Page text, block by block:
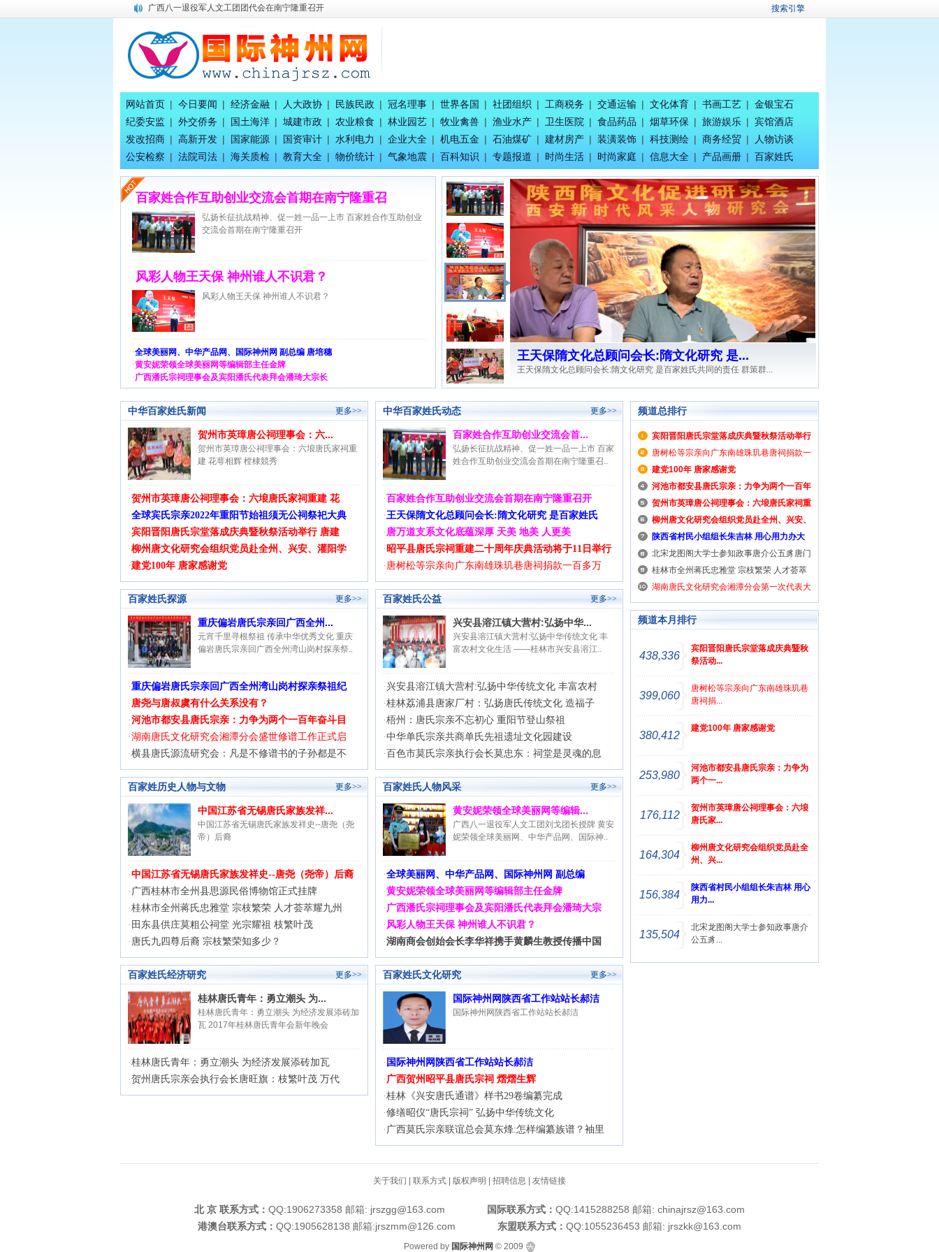
广西八一退役军人文工团团代会在南宁隆重召开
习近平同美国总统特朗普会谈
习近平同美国总统特朗普参观天坛
中国八位财神，谁最牛！
唐国宣 谢伟良 覃列 等出席八桂孔雀宴开业盛典活动
广西八一退役军人文工团为健康家氧舱智慧生活赋能
《平陆运河上河图》工作全面奋发前进！
搜索引擎
网站首页 | 今日要闻 | 经济金融 | 人大政协 | 民族民政 | 冠名理事 | 世界各国 | 社团组织 | 工商税务 | 交通运输 | 文化体育 | 书画工艺 | 金银宝石
纪委安监 | 外交侨务 | 国土海洋 | 城建市政 | 农业粮食 | 林业园艺 | 牧业禽兽 | 渔业水产 | 卫生医院 | 食品药品 | 烟草环保 | 旅游娱乐 | 宾馆酒店
发改招商 | 高新开发 | 国家能源 | 国资审计 | 水利电力 | 企业大全 | 机电五金 | 石油煤矿 | 建材房产 | 装潢装饰 | 科技测绘 | 商务经贸 |
人物访谈
公安检察 | 法院司法 | 海关质检 | 教育大全 | 物价统计 | 气象地震 | 百科知识 | 专题报道 | 时尚生活 | 时尚家庭 | 信息大全 | 产品画册 | 百家姓氏
百家姓合作互助创业交流会首期在南宁隆重召
弘扬长征抗战精神、促一姓一品一上市 百家姓合作互助创业
交流会首期在南宁隆重召开
风彩人物王天保 神州谁人不识君？
风彩人物王天保 神州谁人不识君？
·全球美丽网、中华产品网、国际神州网 副总编 唐培穗
·黄安妮荣领全球美丽网等编辑部主任金牌
·广西潘氏宗祠理事会及宾阳潘氏代表拜会潘琦大宗长
王天保隋文化总顾问会长:隋文化研究 是...
王天保隋文化总顾问会长:隋文化研究 是百家姓氏共同的责任 群策群...
中华百家姓氏新闻 更多>>
贺州市英璋唐公祠理事会：六...
贺州市英璋唐公祠理事会：六埌唐氏家祠重
建 花萼相辉 樘棣競秀
·贺州市英璋唐公祠理事会：六埌唐氏家祠重建 花
·全球宾氏宗亲2022年重阳节始祖须无公祠祭祀大典
·宾阳晋阳唐氏宗堂落成庆典暨秋祭活动举行 唐建
·柳州唐文化研究会组织党员赴全州、兴安、灌阳学
·建党100年 唐家感谢党
中华百家姓氏动态 更多>>
百家姓合作互助创业交流会首...
弘扬长征抗战精神、促一姓一品一上市 百家
姓合作互助创业交流会首期在南宁隆重召..
·百家姓合作互助创业交流会首期在南宁隆重召开
·王天保隋文化总顾问会长:隋文化研究 是百家姓氏
· 唐万道支系文化底蕴深厚 天美 地美 人更美
· 昭平县唐氏宗祠重建二十周年庆典活动将于11日举行
· 唐树松等宗亲向广东南雄珠玑巷唐祠捐款一百多万
百家姓氏探源 更多>>
重庆偏岩唐氏宗亲回广西全州...
元宵千里寻根祭祖 传承中华优秀文化 重庆
偏岩唐氏宗亲回广西全州湾山岗村探亲祭..
·重庆偏岩唐氏宗亲回广西全州湾山岗村探亲祭祖纪
· 唐尧与唐叔虞有什么关系没有？
·河池市都安县唐氏宗亲：力争为两个一百年奋斗目
·湖南唐氏文化研究会湘潭分会盛世修谱工作正式启
·横县唐氏源流研究会：凡是不修谱书的子孙都是不
百家姓氏公益 更多>>
兴安县溶江镇大营村:弘扬中华...
兴安县溶江镇大营村:弘扬中华传统文化 丰
富农村文化生活 ——桂林市兴安县溶江..
· 兴安县溶江镇大营村:弘扬中华传统文化 丰富农村
·桂林荔浦县唐家厂村：弘扬唐氏传统文化 造福子
·梧州：唐氏宗亲不忘初心 重阳节登山祭祖
·中华单氏宗亲共商单氏先祖遗址文化园建设
· 百色市莫氏宗亲执行会长莫忠东：祠堂是灵魂的息
百家姓历史人物与文物 更多>>
中国江苏省无锡唐氏家族发祥...
中国江苏省无锡唐氏家族发祥史--唐尧（尧
帝）后裔
·中国江苏省无锡唐氏家族发祥史--唐尧（尧帝）后裔
· 广西桂林市全州县思源民俗博物馆正式挂牌
·桂林市全州蒋氏忠雅堂 宗枝繁荣 人才荟萃耀九州
· 田东县供庄莫粗公祠堂 光宗耀祖 枝繁叶茂
· 唐氏九四尊后裔 宗枝繁荣知多少？
百家姓氏人物风采 更多>>
黄安妮荣领全球美丽网等编辑...
广西八一退役军人文工团刘戈团长授牌 黄安
妮荣领全球美丽网、中华产品网、国际神..
·全球美丽网、中华产品网、国际神州网 副总编
·黄安妮荣领全球美丽网等编辑部主任金牌
· 广西潘氏宗祠理事会及宾阳潘氏代表拜会潘琦大宗
· 风彩人物王天保 神州谁人不识君？
·湖南商会创始会长李华祥携手黄麟生教授传播中国
百家姓氏经济研究 更多>>
桂林唐氏青年：勇立潮头 为...
桂林唐氏青年：勇立潮头 为经济发展添砖加
瓦 2017年桂林唐氏青年会新年晚会
·桂林唐氏青年：勇立潮头 为经济发展添砖加瓦
·贺州唐氏宗亲会执行会长唐旺旗：枝繁叶茂 万代
百家姓氏文化研究 更多>>
国际神州网陕西省工作站站长郝洁
国际神州网陕西省工作站站长郝洁
· 国际神州网陕西省工作站站长郝洁
· 广西贺州昭平县唐氏宗祠 熠熠生辉
·桂林《兴安唐氏通谱》样书29卷编纂完成
·修缮昭仪“唐氏宗祠” 弘扬中华传统文化
· 广西莫氏宗亲联谊总会莫东烽:怎样编纂族谱？袖里
频道总排行
宾阳晋阳唐氏宗堂落成庆典暨秋祭活动举行
唐建增族长致辞
唐树松等宗亲向广东南雄珠玑巷唐祠捐款一
百多万元
建党100年 唐家感谢党
河池市都安县唐氏宗亲：力争为两个一百年
奋斗目标作贡献
贺州市英璋唐公祠理事会：六埌唐氏家祠重
建 花萼相辉
柳州唐文化研究会组织党员赴全州、兴安、
灌阳学党史活动
陕西省村民小组组长朱吉林 用心用力办大
事
北宋龙图阁大学士参知政事唐介公五豸唐门
支系家谱探源
桂林市全州蒋氏忠雅堂 宗枝繁荣 人才荟萃
耀九州
湖南唐氏文化研究会湘潭分会第一次代表大
会召开
频道本月排行
438,336
宾阳晋阳唐氏宗堂落成庆典暨秋
祭活动...
399,060
唐树松等宗亲向广东南雄珠玑巷
唐祠捐...
380,412
建党100年 唐家感谢党
253,980
河池市都安县唐氏宗亲：力争为
两个一...
176,112
贺州市英璋唐公祠理事会：六埌
唐氏家...
164,304
柳州唐文化研究会组织党员赴全
州、兴...
156,384
陕西省村民小组组长朱吉林 用心
用力...
135,504
北宋龙图阁大学士参知政事唐介
公五豸...
关于我们 联系方式 版权声明 招聘信息 友情链接
北 京 联系方式： QQ:1906273358 邮箱: jrszgg@163.com 国际联系方式： QQ:1415288258 邮箱: chinajrsz@163.com
港澳台联系方式： QQ:1905628138 邮箱:jrszmm@126.com 东盟联系方式： QQ:1055236453 邮箱: jrszkk@163.com
Powered by 国际神州网 © 2009